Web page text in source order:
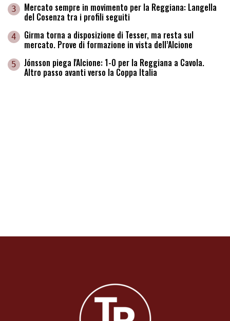
3 Mercato sempre in movimento per la Reggiana: Langella
del Cosenza tra i profili seguiti
4 Girma torna a disposizione di Tesser, ma resta sul
mercato. Prove di formazione in vista dell’Alcione
5 Jónsson piega l'Alcione: 1-0 per la Reggiana a Cavola.
Altro passo avanti verso la Coppa Italia